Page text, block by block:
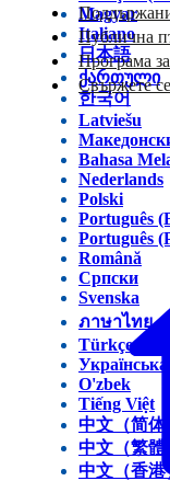
Magyar
Italiano
日本語
ქართული
한국어
Latviešu
Bahasa
Nederlands
Polski
Português
Português
Română
Српски
Svenska
ภาษาไทย
Türkçe
Українська
O'zbek
Tiếng Việt
中文（简体
中文（繁體
中文（香港
Публична
Програма
Свържете